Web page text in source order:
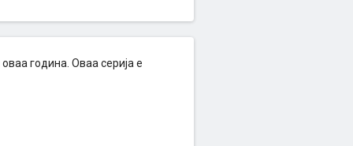
година. Оваа серија е